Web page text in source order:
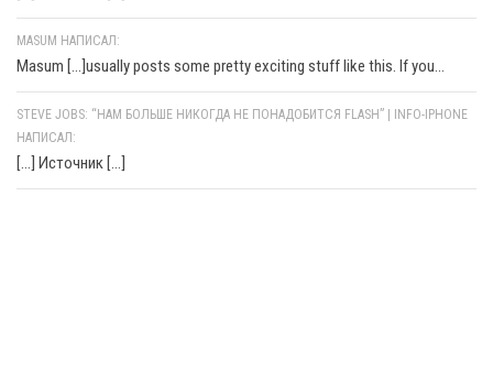
MASUM НАПИСАЛ:
Masum [...]usually posts some pretty exciting stuff like this. If you...
STEVE JOBS: “НАМ БОЛЬШЕ НИКОГДА НЕ ПОНАДОБИТСЯ FLASH” | INFO-IPHONE
НАПИСАЛ:
[…] Источник […]